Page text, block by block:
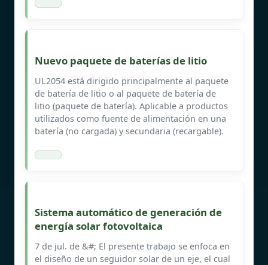
Nuevo paquete de baterías de litio
UL2054 está dirigido principalmente al paquete
de batería de litio o al paquete de batería de
litio (paquete de batería). Aplicable a productos
utilizados como fuente de alimentación en una
batería (no cargada) y secundaria (recargable).
Sistema automático de generación de
energía solar fotovoltaica
7 de jul. de &#; El presente trabajo se enfoca en
el diseño de un seguidor solar de un eje, el cual